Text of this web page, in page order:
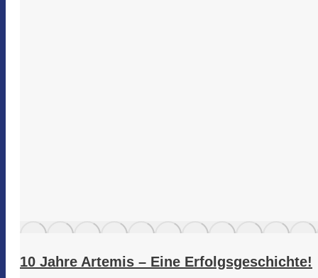
10 Jahre Artemis – Eine Erfolgsgeschichte!